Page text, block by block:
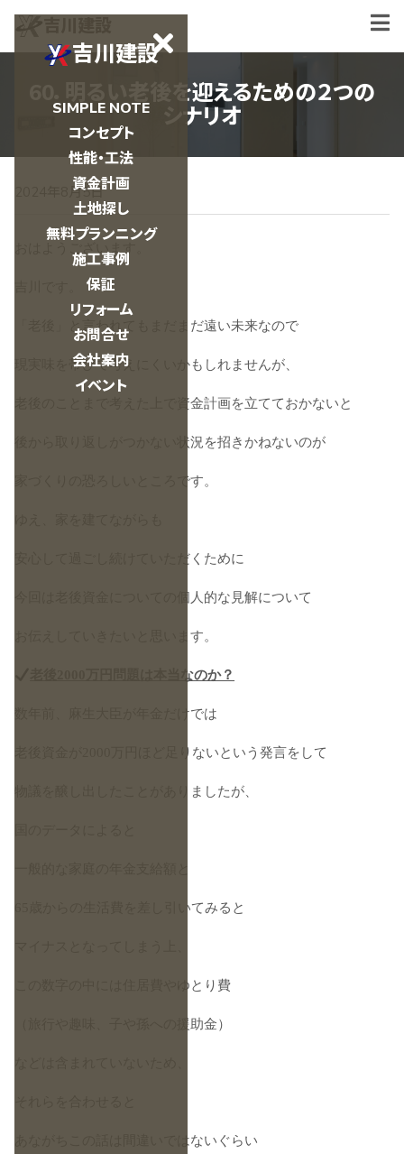
吉川建設
SIMPLE NOTE
コンセプト
性能・工法
資金計画
土地探し
無料プランニング
施工事例
保証
リフォーム
お問合せ
会社案内
イベント
60．明るい老後を迎えるための２つの
シナリオ
2024年8月5日
「老後」と言われてもまだまだ遠い未来なので
現実味を帯びて考えにくいかもしれませんが、
老後のことまで考えた上で資金計画を立てておかないと
後から取り返しがつかない状況を招きかねないのが
家づくりの恐ろしいところです。
安心して過ごし続けていただくために
今回は老後資金についての個人的な見解について
お伝えしていきたいと思います。
老後2000万円問題は本当なのか？
数年前、麻生大臣が年金だけでは
老後資金が2000万円ほど足りないという発言をして
物議を醸し出したことがありましたが、
65歳からの生活費を差し引いてみると
この数字の中には住居費やゆとり費
（旅行や趣味、子や孫への援助金）
あながちこの話は間違いではないぐらい